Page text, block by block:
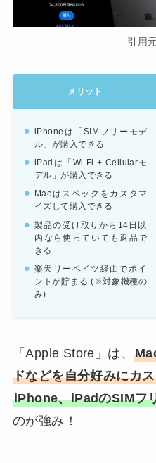
引用
メリット
iPhoneは「SIMフリーモデ
ル」が購入できる
iPadは「Wi-Fi + Cellularモ
デル」が購入できる
Macはスペックをカスタマ
イズして購入できる
製品の受け取りから14日以
内なら使っていても返品で
きる
楽天リーベイツ経由でポイ
ントが貯まる (※対象機種の
み)
「Apple Store」は、
ドなどを自分好みにカ
iPhone、iPadのSIMフ
のが強み！